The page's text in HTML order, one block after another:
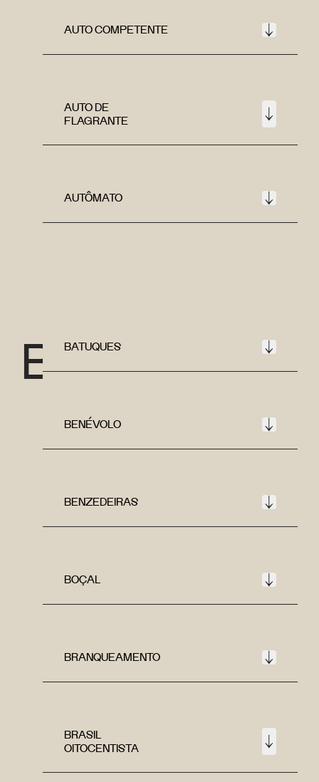
AUTO COMPETENTE
AUTO DE
FLAGRANTE
AUTÔMATO
B BATUQUES
BENÉVOLO
BENZEDEIRAS
BOÇAL
BRANQUEAMENTO
BRASIL
OITOCENTISTA